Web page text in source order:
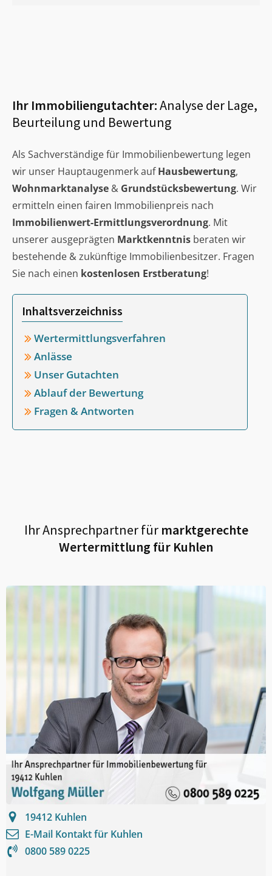
Ihr Immobiliengutachter:Analyse der Lage,
Beurteilung und Bewertung
Als Sachverständige für Immobilienbewertung legen
wir unser Hauptaugenmerk aufHausbewertung,
Wohnmarktanalyse & Grundstücksbewertung. Wir
ermitteln einen fairen Immobilienpreis nach
Immobilienwert-Ermittlungsverordnung. Mit
unserer ausgeprägten Marktkenntnis beraten wir
bestehende & zukünftige Immobilienbesitzer. Fragen
Sie nach einen kostenlosen Erstberatung!
Inhaltsverzeichniss
Wertermittlungsverfahren
Anlässe
Unser Gutachten
Ablauf der Bewertung
Fragen & Antworten
Ihr Ansprechpartner fürmarktgerechte
Wertermittlung für Kuhlen
19412 Kuhlen
E-Mail Kontakt für Kuhlen
0800 589 0225